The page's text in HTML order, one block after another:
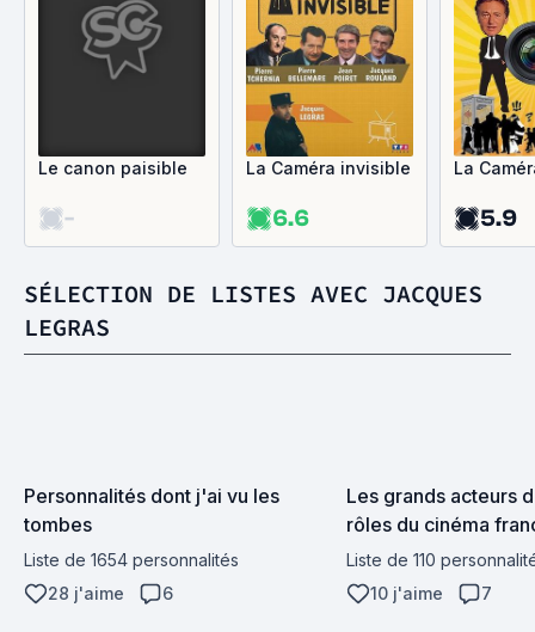
Le canon paisible
-
La Caméra invisible
6.6
La
5.9
SÉLECTION DE LISTES AVEC JACQUES
LEGRAS
Personnalités dont j'ai vu les
tombes
Liste de 1654 personnalités
28 j'aime
6
Les grands acteurs
rôles du cinéma
Liste de 110
10 j'aime
7